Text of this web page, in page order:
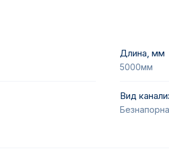
Длина, мм
5000мм
Вид